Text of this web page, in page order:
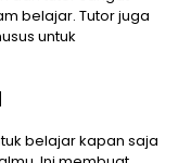
belajar. Tutor juga
untuk
belajar kapan saja